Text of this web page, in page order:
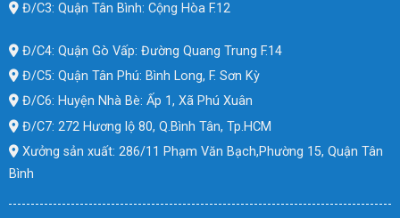
Đ/C3: Quận Tân Bình: Cộng Hòa F.12
Đ/C4: Quận Gò Vấp: Đường Quang Trung F.14
Đ/C5: Quận Tân Phú: Bình Long, F. Sơn Kỳ
Đ/C6: Huyện Nhà Bè: Ấp 1, Xã Phú Xuân
Đ/C7: 272 Hương lộ 80, Q.Bình Tân, Tp.HCM
Xưởng sản xuất: 286/11 Phạm Văn Bạch,Phường 15, Quận Tân
Bình